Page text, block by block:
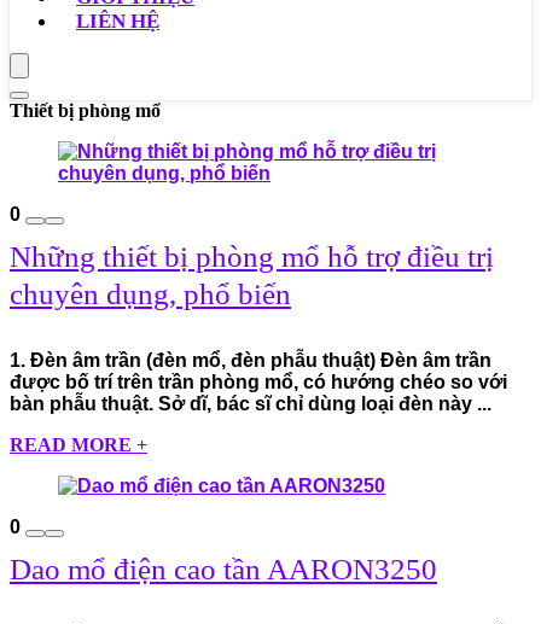
LIÊN HỆ
Thiết bị phòng mổ
0
Những thiết bị phòng mổ hỗ trợ điều trị
chuyên dụng, phổ biến
1. Đèn âm trần (đèn mổ, đèn phẫu thuật) Đèn âm trần
được bố trí trên trần phòng mổ, có hướng chéo so với
bàn phẫu thuật. Sở dĩ, bác sĩ chỉ dùng loại đèn này ...
READ MORE +
0
Dao mổ điện cao tần AARON3250